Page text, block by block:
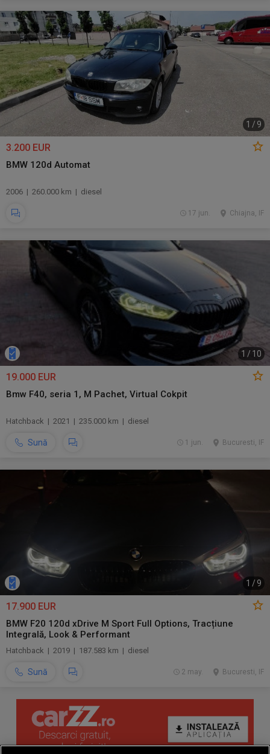
1 /9
3.200 EUR
BMW 120d Automat
2006 | 260.000 km | diesel
Chiajna, IF
17 jun.
1 / 10
19.000 EUR
Bmw F40, seria 1, M Pachet, Virtual Cokpit
Hatchback | 2021 | 235.000 km | diesel
Sună Bucuresti, IF
1 jun.
1 / 9
17.900 EUR
BMW F20 120d xDrive M Sport Full Options, Tracțiune
Integrală, Look & Performant
Hatchback | 2019 | 187.583 km | diesel
Sună Bucuresti, IF
2 may.